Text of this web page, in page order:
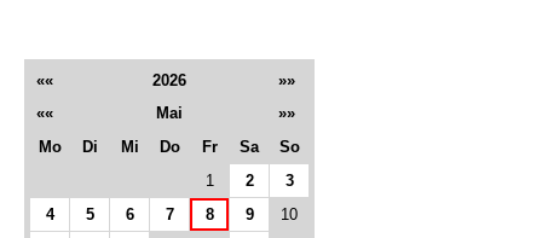
«« 2026
»»
««
Mai
»»
Mo
Di Mi Do Fr Sa
So
1
2
3
4
5 6 7 8 9
10